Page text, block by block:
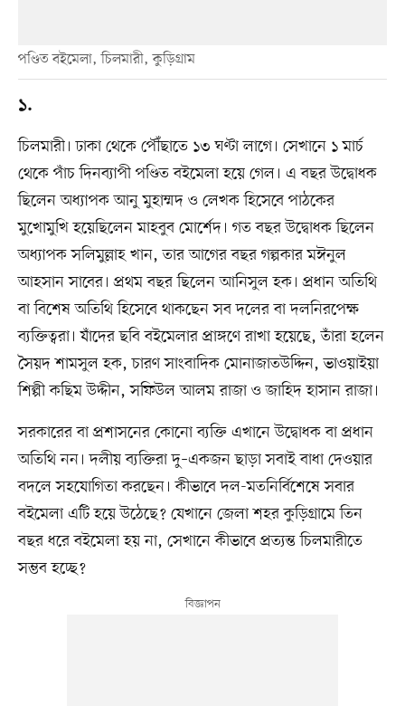
পণ্ডিত বইমেলা, চিলমারী, কুড়িগ্রাম
১.
চিলমারী। ঢাকা থেকে পৌঁছাতে ১৩ ঘণ্টা লাগে। সেখানে ১ মার্চ
থেকে পাঁচ দিনব্যাপী পণ্ডিত বইমেলা হয়ে গেল। এ বছর উদ্বোধক
ছিলেন অধ্যাপক আনু মুহাম্মদ ও লেখক হিসেবে পাঠকের
মুখোমুখি হয়েছিলেন মাহবুব মোর্শেদ। গত বছর উদ্বোধক ছিলেন
অধ্যাপক সলিমুল্লাহ খান, তার আগের বছর গল্পকার মঈনুল
আহসান সাবের। প্রথম বছর ছিলেন আনিসুল হক। প্রধান অতিথি
বা বিশেষ অতিথি হিসেবে থাকছেন সব দলের বা দলনিরপেক্ষ
ব্যক্তিত্বরা। যাঁদের ছবি বইমেলার প্রাঙ্গণে রাখা হয়েছে, তাঁরা হলেন
সৈয়দ শামসুল হক, চারণ সাংবাদিক মোনাজাতউদ্দিন, ভাওয়াইয়া
শিল্পী কছিম উদ্দীন, সফিউল আলম রাজা ও জাহিদ হাসান রাজা।
সরকারের বা প্রশাসনের কোনো ব্যক্তি এখানে উদ্বোধক বা প্রধান
অতিথি নন। দলীয় ব্যক্তিরা দু–একজন ছাড়া সবাই বাধা দেওয়ার
বদলে সহযোগিতা করছেন। কীভাবে দল-মতনির্বিশেষে সবার
বইমেলা এটি হয়ে উঠেছে? যেখানে জেলা শহর কুড়িগ্রামে তিন
বছর ধরে বইমেলা হয় না, সেখানে কীভাবে প্রত্যন্ত চিলমারীতে
সম্ভব হচ্ছে?